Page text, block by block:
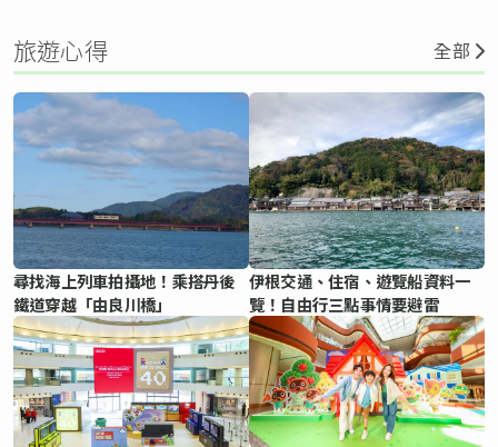
旅遊心得 全部
尋找海上列車拍攝地！乘搭丹後
鐵道穿越「由良川橋」
伊根交通、住宿、遊覽船資料一
覽！自由行三點事情要避雷